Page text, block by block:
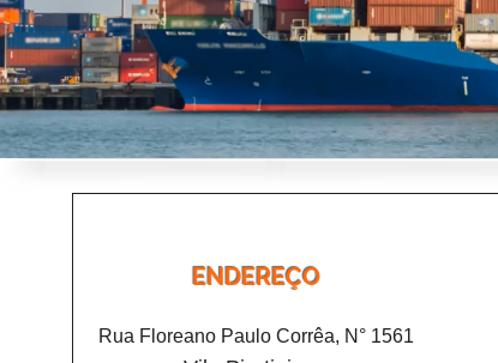
ENDEREÇO
Rua Floreano Paulo Corrêa, N° 1561